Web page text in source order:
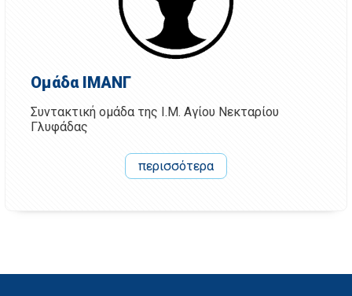
Ομάδα ΙΜΑΝΓ
Συντακτική ομάδα της Ι.Μ. Αγίου Νεκταρίου
Γλυφάδας
περισσότερα